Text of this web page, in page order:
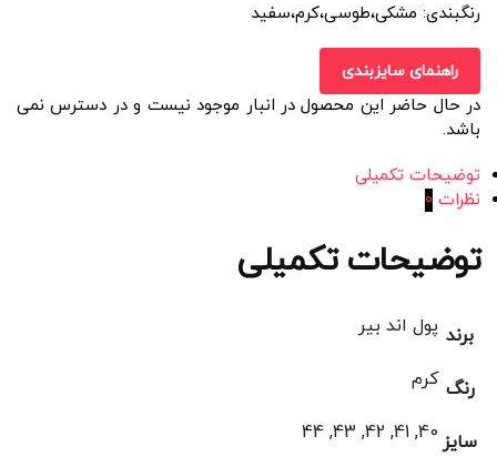
رنگبندی: مشکی،طوسی،کرم،سفید
راهنمای سایزبندی
در حال حاضر این محصول در انبار موجود نیست و در دسترس نمی
باشد.
توضیحات تکمیلی
نظرات 0
توضیحات تکمیلی
برند پول اند بیر
رنگ کرم
سایز 40, 41, 42, 43, 44